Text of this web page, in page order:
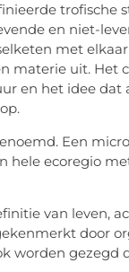
trofische
en niet-
met
materie uit. Het
en het idee
Een
hele ecoregio
van leven,
door
worden gezegd